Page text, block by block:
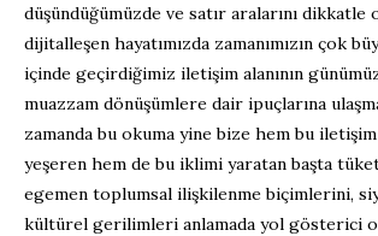
düşündüğümüzde ve satır aralarını dikkatle
dijitalleşen hayatımızda zamanımızın çok
içinde geçirdiğimiz iletişim alanının
muazzam dönüşümlere dair ipuçlarına
zamanda bu okuma yine bize hem bu
yeşeren hem de bu iklimi yaratan başta
egemen toplumsal ilişkilenme biçimlerini,
kültürel gerilimleri anlamada yol gösterici